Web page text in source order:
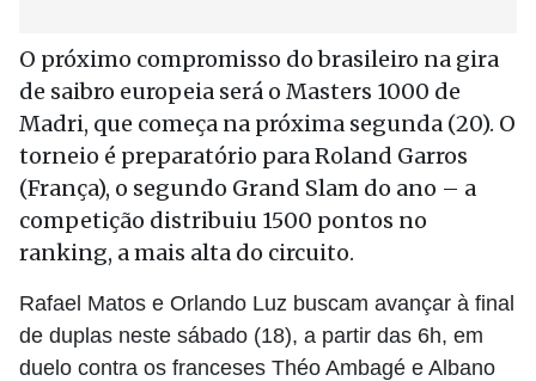
O próximo compromisso do brasileiro na gira
de saibro europeia será o Masters 1000 de
Madri, que começa na próxima segunda (20). O
torneio é preparatório para Roland Garros
(França), o segundo Grand Slam do ano – a
competição distribuiu 1500 pontos no
ranking, a mais alta do circuito.
Rafael Matos e Orlando Luz buscam avançar à final
de duplas neste sábado (18), a partir das 6h, em
duelo contra os franceses Théo Ambagé e Albano